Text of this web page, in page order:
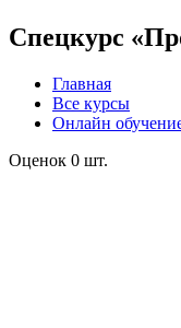
Спецкурс
Главная
Все курсы
Онлайн
Оценок 0 шт.